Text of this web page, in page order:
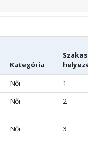
Kategória
Női
1
Női 2
Női 3